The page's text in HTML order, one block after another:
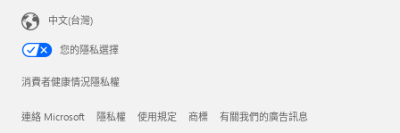
中文(台灣)
您的隱私選擇
消費者健康情況隱私權
連絡 Microsoft 隱私權 使用規定 商標 有關我們的廣告訊息